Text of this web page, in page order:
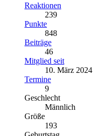
Reaktionen
239
Punkte
848
Beiträge
46
Mitglied seit
10. März 2024
Termine
9
Geschlecht
Männlich
Größe
193